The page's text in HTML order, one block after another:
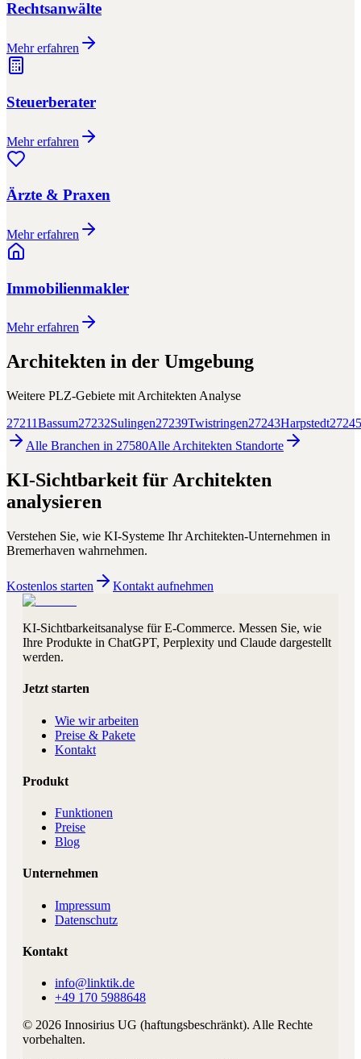
Rechtsanwälte
Mehr erfahren
Steuerberater
Mehr erfahren
Ärzte & Praxen
Mehr erfahren
Immobilienmakler
Mehr erfahren
Architekten in der Umgebung
Weitere PLZ-Gebiete mit Architekten Analyse
27211Bassum27232Sulingen27239Twistringen27243Harpstedt27245
Alle Branchen in 27580Alle Architekten Standorte
KI-Sichtbarkeit für Architekten
analysieren
Verstehen Sie, wie KI-Systeme IhrArchitekten-Unternehmen in
Bremerhaven wahrnehmen.
Kostenlos starten Kontakt aufnehmen
KI-Sichtbarkeitsanalyse für E-Commerce. Messen Sie, wie
Ihre Produkte in ChatGPT, Perplexity und Claude dargestellt
werden.
Jetzt starten
Wie wir arbeiten
Preise & Pakete
Kontakt
Produkt
Funktionen
Preise
Blog
Unternehmen
Impressum
Datenschutz
Kontakt
info@linktik.de
+49 170 5988648
© 2026 Innosirius UG (haftungsbeschränkt). Alle Rechte
vorbehalten.